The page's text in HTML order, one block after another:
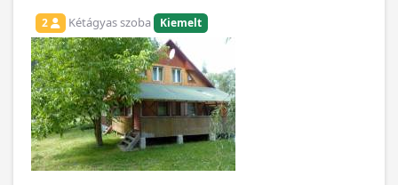
2 Kétágyas szoba Kiemelt